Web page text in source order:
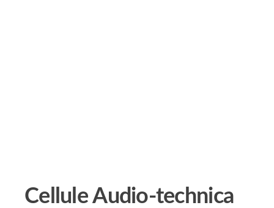
Cellule Audio-technica